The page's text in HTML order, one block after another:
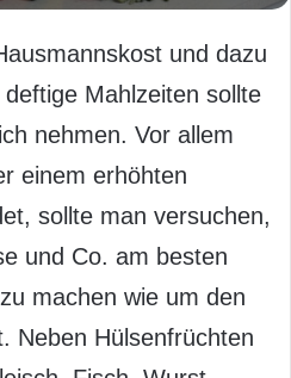
und dazu
Mahlzeiten sollte
nehmen. Vor allem
einem erhöhten
sollte man versuchen,
und Co. am besten
machen wie um den
Neben Hülsenfrüchten